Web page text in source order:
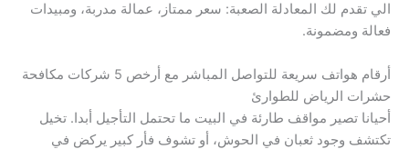
الي تقدم لك المعادلة الصعبة: سعر ممتاز، عمالة مدربة، ومبيدات
فعالة ومضمونة.
أرقام هواتف سريعة للتواصل المباشر مع أرخص 5 شركات مكافحة
حشرات الرياض للطوارئ
أحيانا تصير مواقف طارئة في البيت ما تحتمل التأجيل أبدا. تخيل
تكتشف وجود ثعبان في الحوش، أو تشوف فأر كبير يركض في